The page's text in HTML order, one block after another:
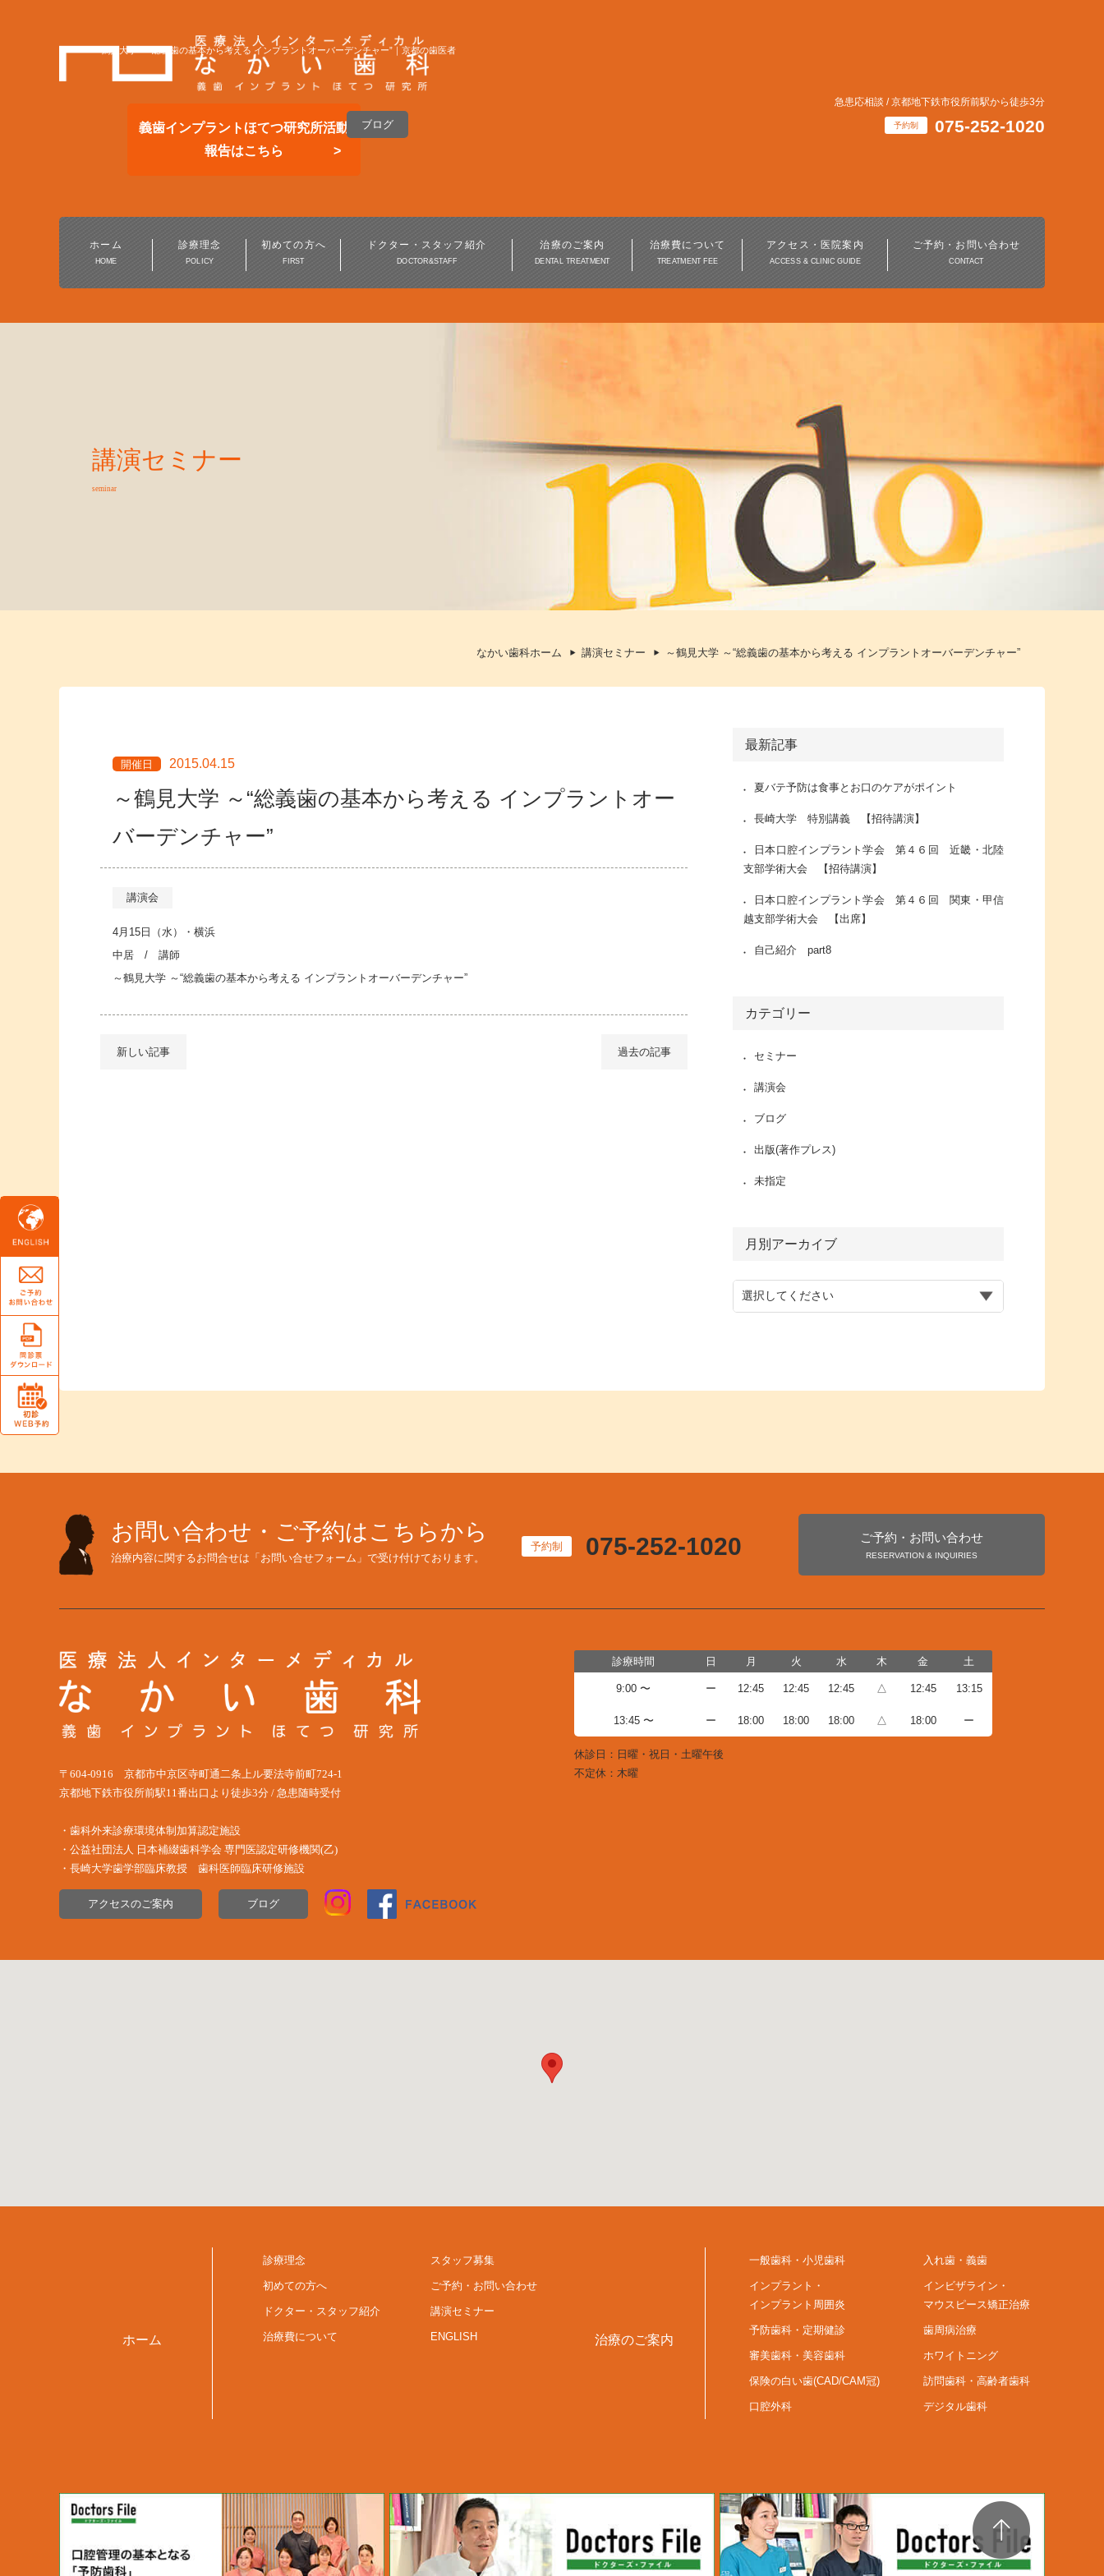
義歯インプラントほてつ研究所活動
報告はこちら
ブログ
～鶴見大学 ～“総義歯の基本から考える インプラントオーバーデンチャー”｜京都の歯医者
急患応相談 / 京都地下鉄市役所前駅から徒歩3分
予約制 075-252-1020
ホーム
HOME
診療理念
POLICY
初めての方へ
FIRST
ドクター・スタッフ紹介
DOCTOR&STAFF
治療のご案内
DENTAL TREATMENT
予防歯科・定期健診 歯周病治療 審美歯科・美容歯科 ホワイトニング
治療費について
TREATMENT FEE
アクセス・医院案内
ACCESS & CLINIC GUIDE
ご予約・お問い合わせ
CONTACT
講演セミナー
seminar
なかい歯科ホーム 講演セミナー ～鶴見大学 ～“総義歯の基本から考える インプラントオーバーデンチャー”
開催日 2015.04.15
～鶴見大学 ～“総義歯の基本から考える インプラントオー
バーデンチャー”
講演会
4月15日（水）・横浜
中居 / 講師
～鶴見大学 ～“総義歯の基本から考える インプラントオーバーデンチャー”
新しい記事 過去の記事
最新記事
夏バテ予防は食事とお口のケアがポイント
長崎大学 特別講義 【招待講演】
日本口腔インプラント学会 第４６回 近畿・北陸
支部学術大会 【招待講演】
日本口腔インプラント学会 第４６回 関東・甲信
越支部学術大会 【出席】
自己紹介 part8
カテゴリー
セミナー
講演会
ブログ
出版(著作プレス)
未指定
月別アーカイブ
お問い合わせ・ご予約はこちらから
治療内容に関するお問合せは「お問い合せフォーム」で受け付けております。
予約制 075-252-1020 ご予約・お問い合わせ
RESERVATION & INQUIRIES
〒604-0916 京都市中京区寺町通二条上ル要法寺前町724-1
京都地下鉄市役所前駅11番出口より徒歩3分 / 急患随時受付
・歯科外来診療環境体制加算認定施設
・公益社団法⼈ ⽇本補綴⻭科学会 専⾨医認定研修機関(⼄)
・長崎大学歯学部臨床教授 歯科医師臨床研修施設
アクセスのご案内 ブログ
診療時間 日 月 火 水 木 金 土
9:00 〜 ー 12:45 12:45 12:45 △ 12:45 13:15
13:45 〜 ー 18:00 18:00 18:00 △ 18:00 ー
休診日：日曜・祝日・土曜午後
不定休：木曜
ホーム
診療理念
初めての方へ
ドクター・スタッフ紹介
治療費について
スタッフ募集
ご予約・お問い合わせ
講演セミナー
ENGLISH 治療のご案内
一般歯科・小児歯科
インプラント・
インプラント周囲炎
予防歯科・定期健診
審美歯科・美容歯科
保険の白い歯(CAD/CAM冠)
口腔外科
入れ歯・義歯
インビザライン・
マウスピース矯正治療
歯周病治療
ホワイトニング
訪問歯科・高齢者歯科
デジタル歯科